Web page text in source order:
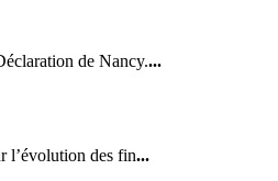
de Nancy....
l’évolution des fin...